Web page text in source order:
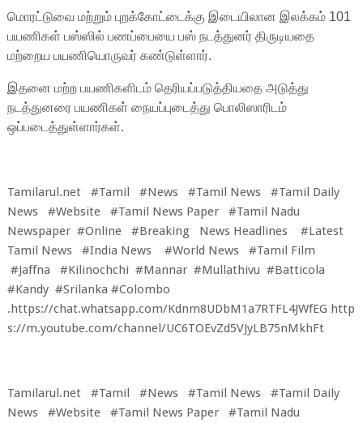
மொரட்டுவை மற்றும் புறக்கோட்டைக்கு இடையிலான இலக்கம் 101
பயணிகள் பஸ்ஸில் பணப்பையை பஸ் நடத்துனர் திருடியதை
மற்றைய பயணியொருவர் கண்டுள்ளார்.
இதனை மற்ற பயணிகளிடம் தெரியப்படுத்தியதை அடுத்து
நடத்துனரை பயணிகள் நையப்புடைத்து பொலிஸாரிடம்
ஒப்படைத்துள்ளார்கள்.
Tamilarul.net #Tamil #News #Tamil News #Tamil Daily
News #Website #Tamil News Paper #Tamil Nadu
Newspaper #Online #Breaking News Headlines #Latest
Tamil News #India News #World News #Tamil Film
#Jaffna #Kilinochchi #Mannar #Mullathivu #Batticola
#Kandy #Srilanka #Colombo
.https://chat.whatsapp.com/Kdnm8UDbM1a7RTFL4JWfEG http
s://m.youtube.com/channel/UC6TOEvZd5VJyLB75nMkhFt
Tamilarul.net #Tamil #News #Tamil News #Tamil Daily
News #Website #Tamil News Paper #Tamil Nadu